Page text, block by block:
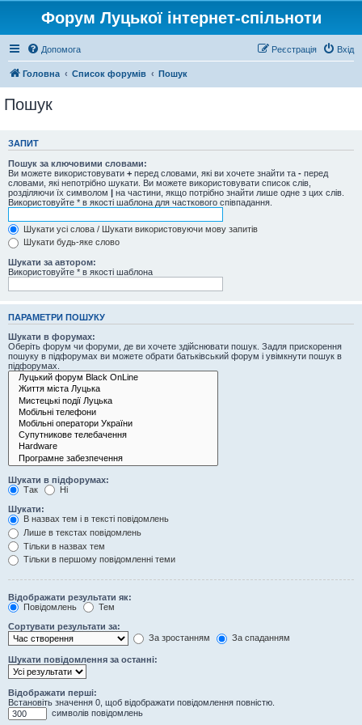
Форум Луцької інтернет-спільноти
Допомога Вхід
Реєстрація
Головна Список форумів Пошук
Пошук
ЗАПИТ
Пошук за ключовими словами:
Ви можете використовувати + перед словами, які ви хочете знайти та - перед
словами, які непотрібно шукати. Ви можете використовувати список слів,
розділяючи їх символом | на частини, якщо потрібно знайти лише одне з цих слів.
Використовуйте * в якості шаблона для часткового співпадання.
Шукати усі слова / Шукати використовуючи мову запитів
Шукати будь-яке слово
Шукати за автором:
Використовуйте * в якості шаблона
ПАРАМЕТРИ ПОШУКУ
Шукати в форумах:
Оберіть форум чи форуми, де ви хочете здійснювати пошук. Задля прискорення
пошуку в підфорумах ви можете обрати батьківський форум і увімкнути пошук в
підфорумах.
Шукати в підфорумах:
Так
Ні
Шукати:
В назвах тем і в тексті повідомлень
Лише в текстах повідомлень
Тільки в назвах тем
Тільки в першому повідомленні теми
Відображати результати як:
Повідомлень
Тем
Сортувати результати за:
За зростанням
За спаданням
Шукати повідомлення за останні:
Відображати перші:
Встановіть значення 0, щоб відображати повідомлення повністю.
символів повідомлень